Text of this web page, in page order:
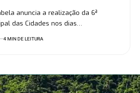
anuncia a realização da 6ª
das Cidades nos dias…
4 MIN DE LEITURA